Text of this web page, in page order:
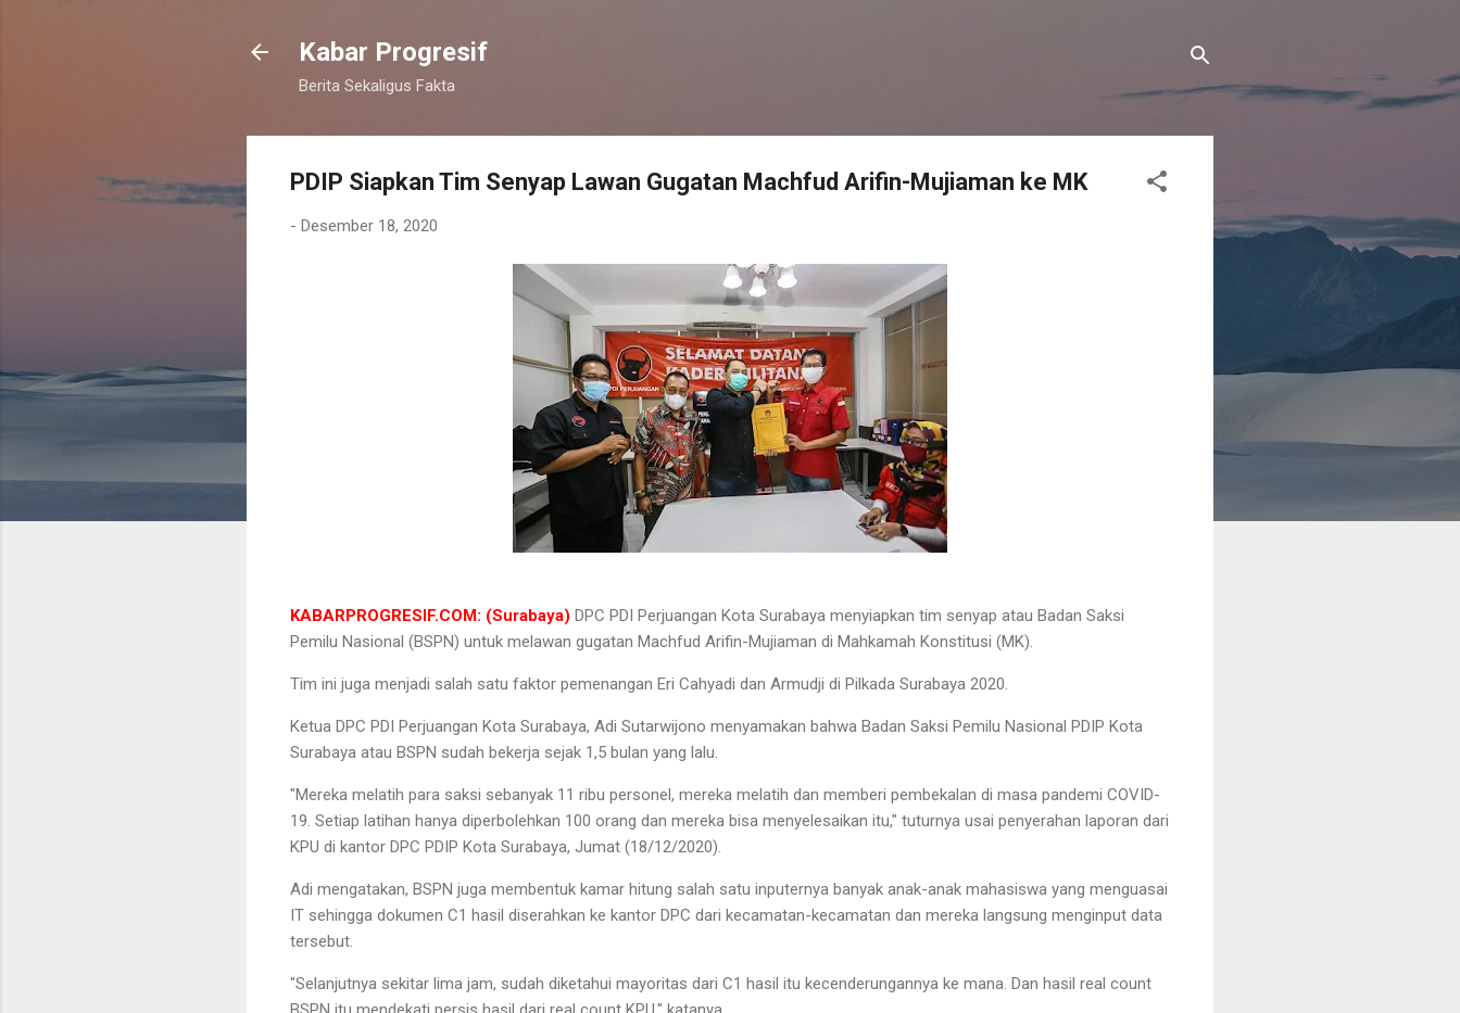
Kabar Progresif
Berita Sekaligus Fakta
PDIP Siapkan Tim Senyap Lawan Gugatan Machfud Arifin-Mujiaman ke MK
- Desember 18, 2020
KABARPROGRESIF.COM: (Surabaya) DPC PDI Perjuangan Kota Surabaya menyiapkan tim senyap atau Badan Saksi
Pemilu Nasional (BSPN) untuk melawan gugatan Machfud Arifin-Mujiaman di Mahkamah Konstitusi (MK).
Tim ini juga menjadi salah satu faktor pemenangan Eri Cahyadi dan Armudji di Pilkada Surabaya 2020.
Ketua DPC PDI Perjuangan Kota Surabaya, Adi Sutarwijono menyamakan bahwa Badan Saksi Pemilu Nasional PDIP Kota
Surabaya atau BSPN sudah bekerja sejak 1,5 bulan yang lalu.
"Mereka melatih para saksi sebanyak 11 ribu personel, mereka melatih dan memberi pembekalan di masa pandemi COVID-
19. Setiap latihan hanya diperbolehkan 100 orang dan mereka bisa menyelesaikan itu," tuturnya usai penyerahan laporan dari
KPU di kantor DPC PDIP Kota Surabaya, Jumat (18/12/2020).
Adi mengatakan, BSPN juga membentuk kamar hitung salah satu inputernya banyak anak-anak mahasiswa yang menguasai
IT sehingga dokumen C1 hasil diserahkan ke kantor DPC dari kecamatan-kecamatan dan mereka langsung menginput data
tersebut.
"Selanjutnya sekitar lima jam, sudah diketahui mayoritas dari C1 hasil itu kecenderungannya ke mana. Dan hasil real count